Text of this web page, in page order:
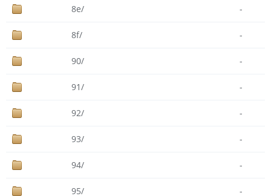
8e/ -
8f/ -
90/ -
91/ -
92/ -
93/ -
94/ -
95/ -